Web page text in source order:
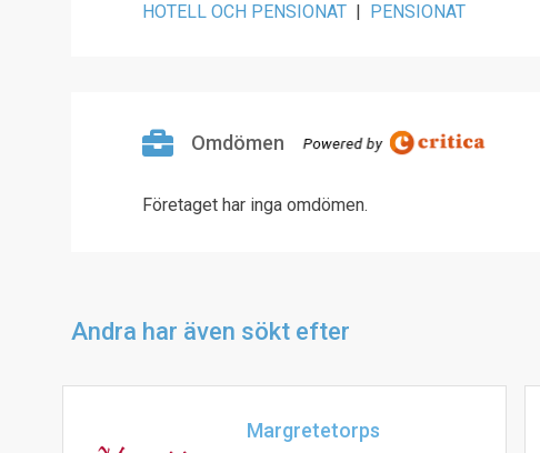
HOTELL OCH PENSIONAT | PENSIONAT
Omdömen
Företaget har inga omdömen.
Andra har även sökt efter
Margretetorps